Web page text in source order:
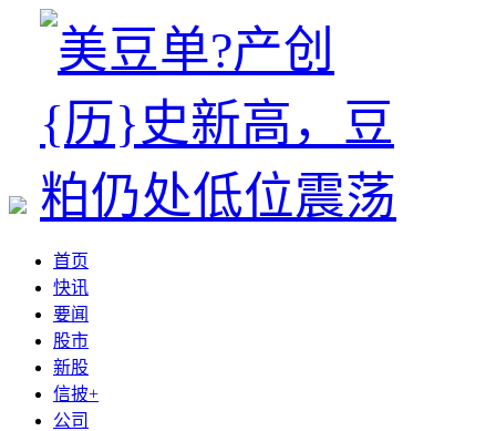
首页
快讯
要闻
股市
新股
信披+
公司